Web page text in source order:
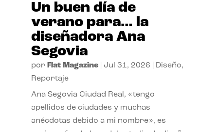
Un buen día de
verano para… la
diseñadora Ana
Segovia
por Flat Magazine| Jul 31, 2026 Diseño,
Reportaje
Ana Segovia Ciudad Real, «tengo
apellidos de ciudades y muchas
anécdotas debido a mi nombre», es